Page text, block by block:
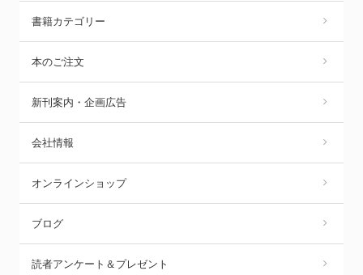
書籍カテゴリー
本のご注文
新刊案内・企画広告
会社情報
オンラインショップ
ブログ
読者アンケート＆プレゼント